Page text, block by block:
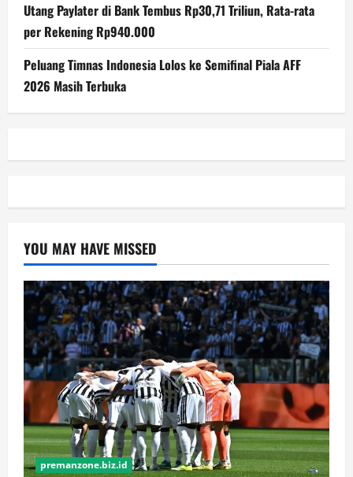
Utang Paylater di Bank Tembus Rp30,71 Triliun, Rata-rata
per Rekening Rp940.000
Peluang Timnas Indonesia Lolos ke Semifinal Piala AFF
2026 Masih Terbuka
YOU MAY HAVE MISSED
premanzone.biz.id